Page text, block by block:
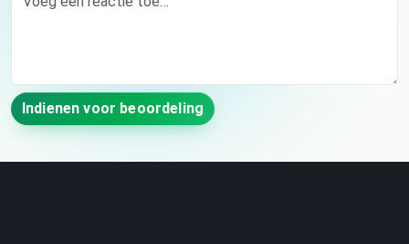
Indienen voor beoordeling